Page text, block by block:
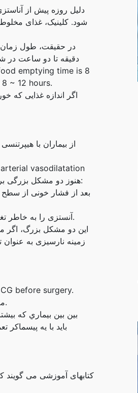
دلیل روزه پیش از
در حقیقت، طول زمان
دقیقه تا دو ساعت در
~ 12 hours.
اگر اندازه غذایی
or volume vasodilation) هنوز دو مشکل بزرگی برای بیماران با هوپر تنسیس بعد از کاهش فشار خونشان وجود دارد:
آنستزی را به خاطر تغییرات بزرگی در هومدینامیکی که باعث ناتوانی نسبت به اندازه‌ای از آنستزی است سخت است.
این دو مشکل بزرگ، اگر
زمینه نارسیزی به
before surgery.
معمولاً توسط آنستست‌ست‌ست در طول ملاقات پیش‌عملکرد بیمار می‌تواند آنها را شناسایی کند.
بين بين بيماري که